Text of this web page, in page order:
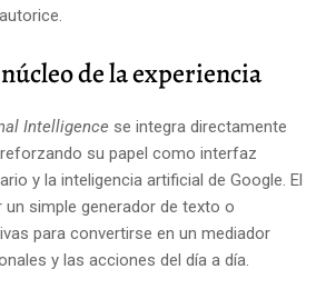
de la experiencia
Intelligence se integra directamente
su papel como interfaz
y la inteligencia artificial de Google. El
simple generador de texto o
para convertirse en un mediador
y las acciones del día a día.